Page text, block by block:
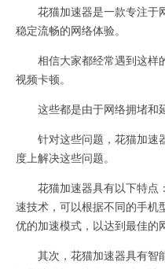
花猫加速器是一款专注于
稳定流畅的网络体验。
相信大家都经常遇到这样
视频卡顿。
这些都是由于网络拥堵和延
针对这些问题，花猫加速
度上解决这些问题。
花猫加速器具有以下特点
速技术，可以根据不同的手机
优的加速模式，以达到最佳的
其次，花猫加速器具有智